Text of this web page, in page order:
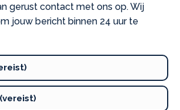
gerust contact met ons op. Wij
jouw bericht binnen 24 uur te